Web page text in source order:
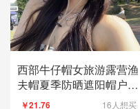
西部牛仔帽女旅游露营渔
夫帽夏季防晒遮阳帽户外
登山太阳帽子男潮
￥21.76 16人想买